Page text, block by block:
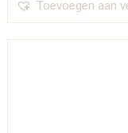
Toevoegen aan